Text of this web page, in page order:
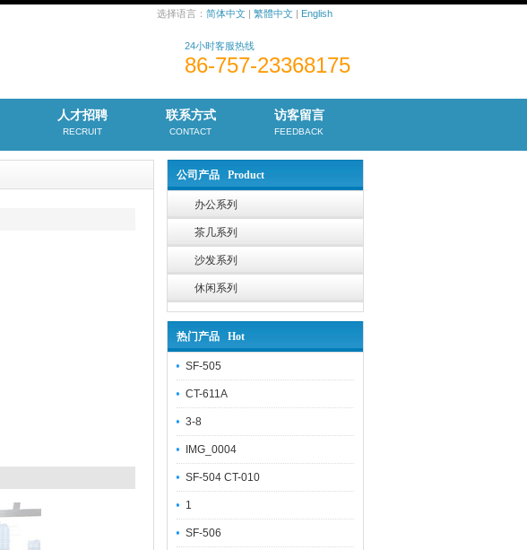
选择语言： 简体中文 | 繁體中文 | English
24小时客服热线
86-757-23368175
人才招聘
RECRUIT
联系方式
CONTACT
访客留言
FEEDBACK
公司产品 Product
办公系列
茶几系列
沙发系列
休闲系列
热门产品 Hot
SF-505
CT-611A
3-8
IMG_0004
SF-504 CT-010
1
SF-506